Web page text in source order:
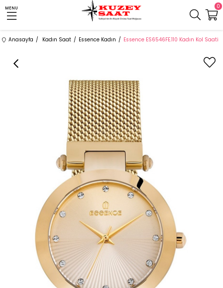
MENU 0
Anasayfa Kadın Saat Essence Kadın Essence ES6546FE.110 Kadın Kol Saati